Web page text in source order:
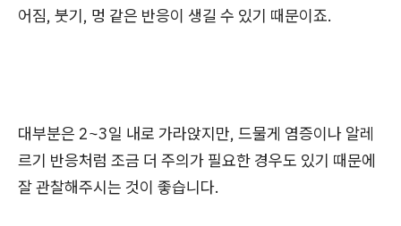
어짐, 붓기, 멍 같은 반응이 생길 수 있기 때문이죠.
대부분은 2~3일 내로 가라앉지만, 드물게 염증이나 알레
르기 반응처럼 조금 더 주의가 필요한 경우도 있기 때문에
잘 관찰해주시는 것이 좋습니다.